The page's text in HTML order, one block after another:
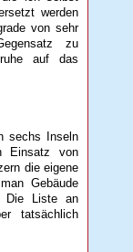
werden
von sehr
zu
auf das
sechs Inseln
Einsatz von
die eigene
Gebäude
Die Liste an
tatsächlich